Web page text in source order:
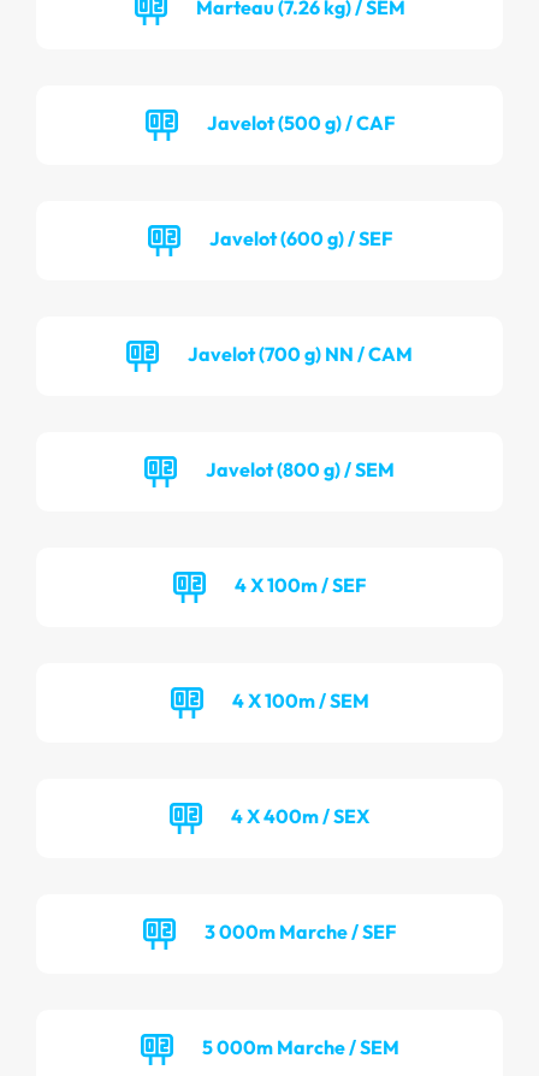
Marteau (7.26 kg) / SEM
Javelot (500 g) / CAF
Javelot (600 g) / SEF
Javelot (700 g) NN / CAM
Javelot (800 g) / SEM
4 X 100m / SEF
4 X 100m / SEM
4 X 400m / SEX
3 000m Marche / SEF
5 000m Marche / SEM